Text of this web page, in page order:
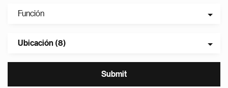
Función
Ubicación (8)